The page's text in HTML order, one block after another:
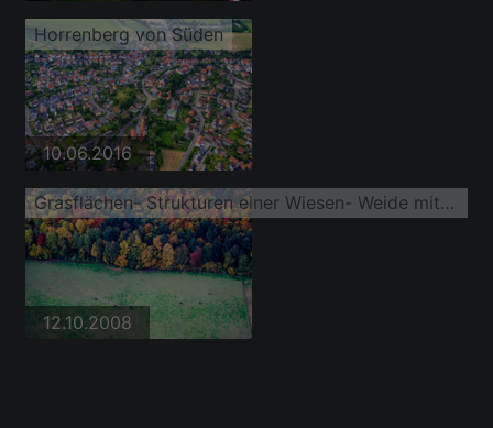
Horrenberg von Süden
10.06.2016
Grasflächen- Strukturen einer Wiesen- Weide mit Pferde- Herde am Waldrand in buntem Herbstlaub
12.10.2008